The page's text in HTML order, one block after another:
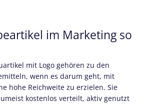
im Marketing so
mit Logo gehören zu den
wenn es darum geht, mit
hohe Reichweite zu erzielen. Sie
kostenlos verteilt, aktiv genutzt